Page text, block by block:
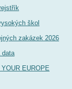
škol
zakázek 2026
data
YOUR EUROPE